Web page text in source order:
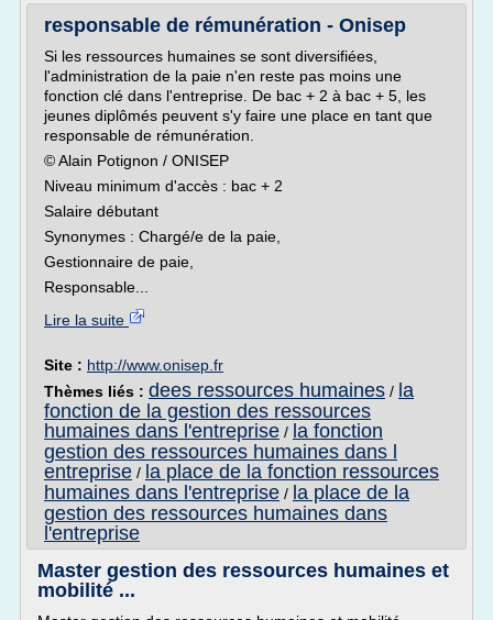
responsable de rémunération - Onisep
Si les ressources humaines se sont diversifiées,
l'administration de la paie n'en reste pas moins une
fonction clé dans l'entreprise. De bac + 2 à bac + 5, les
jeunes diplômés peuvent s'y faire une place en tant que
responsable de rémunération.
© Alain Potignon / ONISEP
Niveau minimum d'accès : bac + 2
Salaire débutant
Synonymes : Chargé/e de la paie,
Gestionnaire de paie,
Responsable...
Lire la suite
Site : http://www.onisep.fr
Thèmes liés : dees ressources humaines / la
fonction de la gestion des ressources
humaines dans l'entreprise / la fonction
gestion des ressources humaines dans l
entreprise / la place de la fonction ressources
humaines dans l'entreprise / la place de la
gestion des ressources humaines dans
l'entreprise
Master gestion des ressources humaines et
mobilité ...